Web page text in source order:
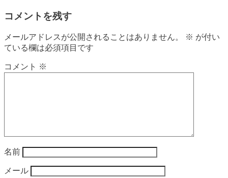
コメントを残す
メールアドレスが公開されることはありません。 ※ が付い
ている欄は必須項目です
コメント ※
名前
メール